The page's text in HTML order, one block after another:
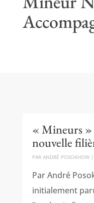
« Mineurs »
nouvelle
PAR ANDRÉ POSOKHOW|
Par André
initialement